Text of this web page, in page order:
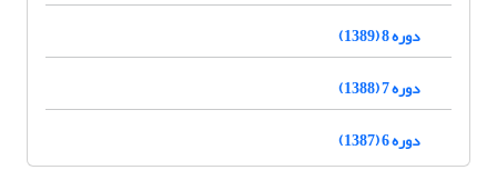
دوره 8 (1389)
دوره 7 (1388)
دوره 6 (1387)